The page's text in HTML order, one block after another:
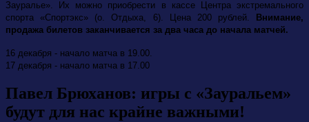
Зауралье». Их можно приобрести в кассе Центра экстремального
спорта «Спортэкс» (о. Отдыха, 6). Цена 200 рублей. Внимание,
продажа билетов заканчивается за два часа до начала матчей.
16 декабря - начало матча в 19.00.
17 декабря - начало матча в 17.00
Павел Брюханов: игры с «Зауральем»
будут для нас крайне важными!